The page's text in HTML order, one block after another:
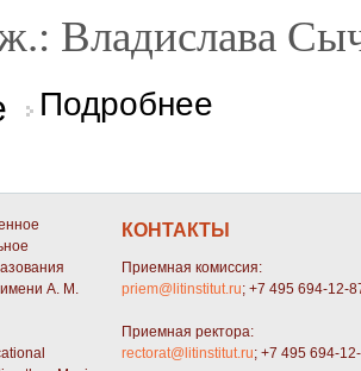
Владислава
Подробнее
имени А. М.
КОНТАКТЫ
Приемная комиссия:
priem@litinstitut.ru; +7 495 694-12-
Приемная ректора:
rectorat@litinstitut.ru; +7 495 694-